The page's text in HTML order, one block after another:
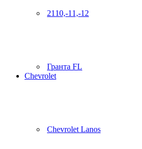
2110,-11,-12
Гранта FL
Chevrolet
Chevrolet Lanos